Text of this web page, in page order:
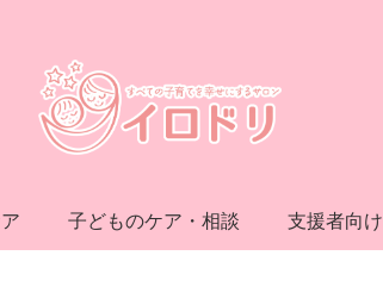
子どものケア・相談 支援者向け